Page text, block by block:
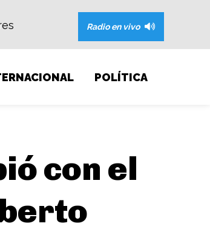
Radio en vivo
POLÍTICA
con el